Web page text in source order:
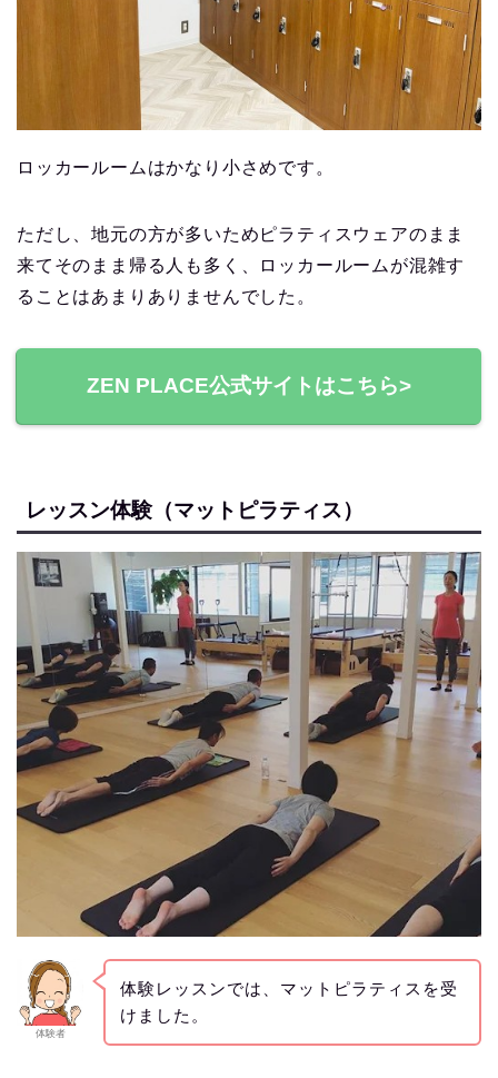
ロッカールームはかなり小さめです。
ただし、地元の方が多いためピラティスウェアのまま
来てそのまま帰る人も多く、ロッカールームが混雑す
ることはあまりありませんでした。
ZEN PLACE公式サイトはこちら>
レッスン体験（マットピラティス）
体験者
体験レッスンでは、マットピラティスを受
けました。